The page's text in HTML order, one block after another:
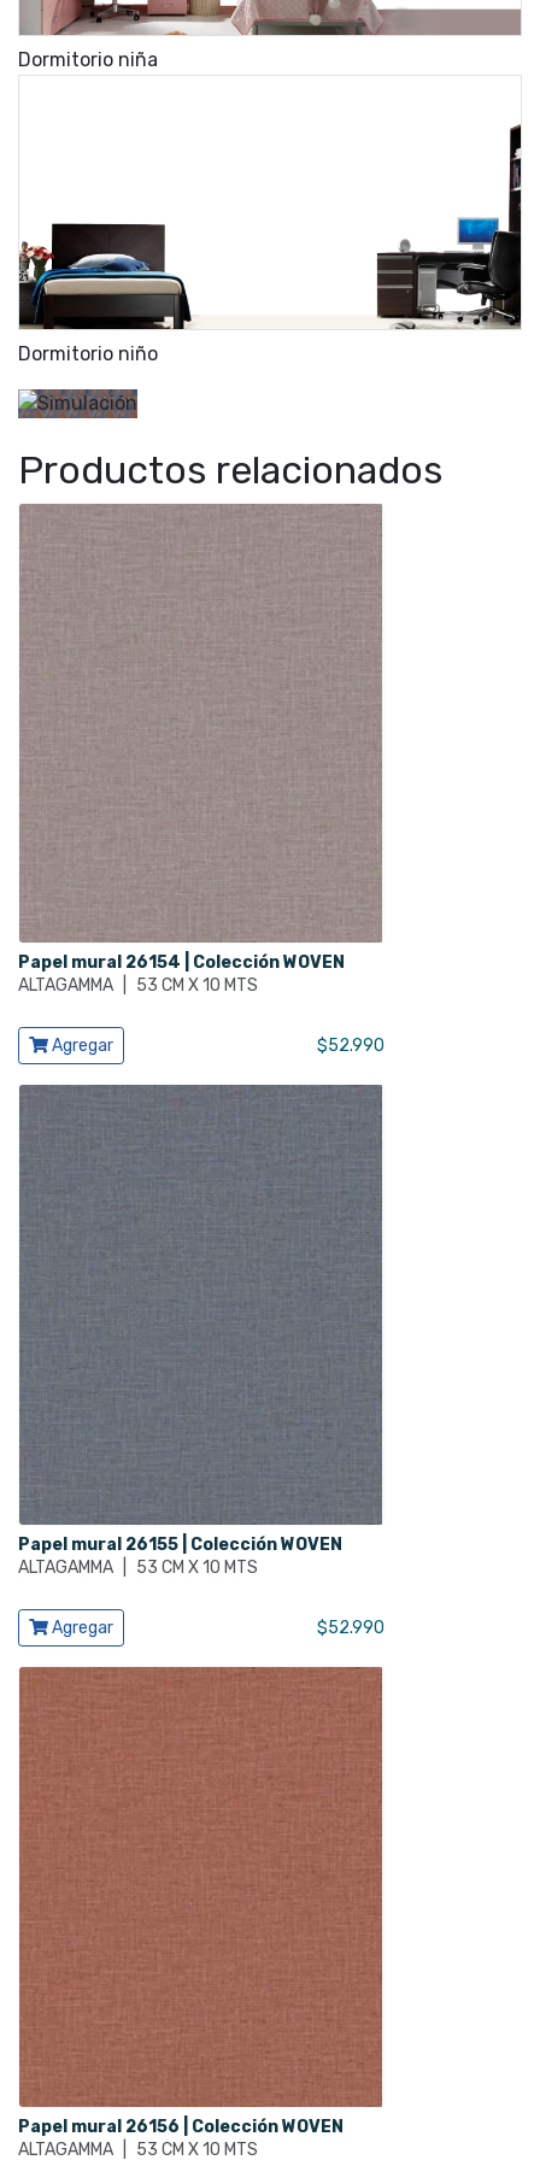
Dormitorio niña
Dormitorio niño
Productos relacionados
Papel mural 26154 | Colección WOVEN
ALTAGAMMA
53 CM X 10 MTS
Ver producto
Agregar $52.990
Papel mural 26155 | Colección WOVEN
ALTAGAMMA
53 CM X 10 MTS
Ver producto
Agregar $52.990
Papel mural 26156 | Colección WOVEN
ALTAGAMMA
53 CM X 10 MTS